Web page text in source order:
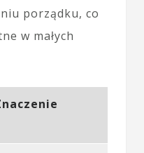
porządku, co
w małych